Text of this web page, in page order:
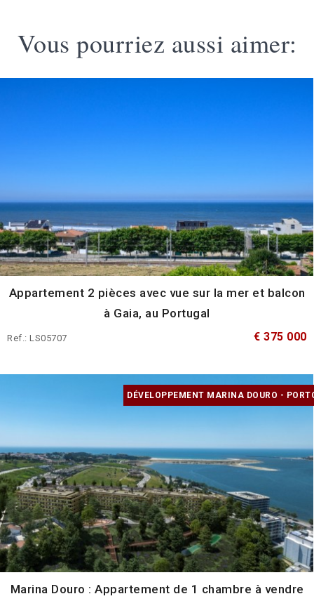
Vous pourriez aussi aimer:
Appartement 2 pièces avec vue sur la mer et balcon
à Gaia, au Portugal
Ref.: LS05707 € 375 000
DÉVELOPPEMENT MARINA DOURO -
Marina Douro : Appartement de 1 chambre à vendre